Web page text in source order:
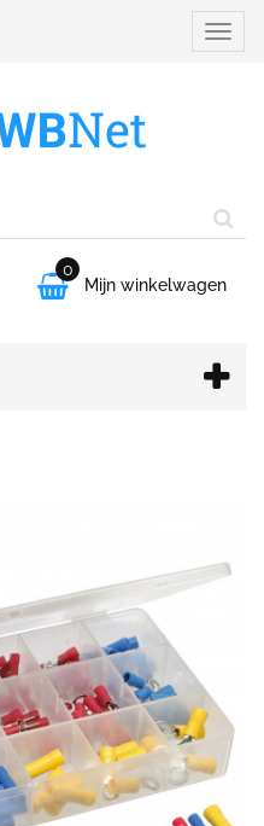

0
Mijn winkelwagen